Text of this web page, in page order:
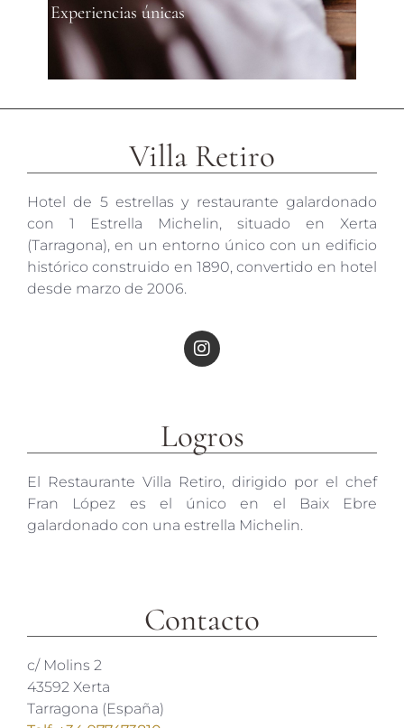
Experiencias únicas
Villa Retiro
Hotel de 5 estrellas y restaurante galardonado
con 1 Estrella Michelin, situado en Xerta
(Tarragona), en un entorno único con un edificio
histórico construido en 1890, convertido en hotel
desde marzo de 2006.
Logros
El Restaurante Villa Retiro, dirigido por el chef
Fran López es el único en el Baix Ebre
galardonado con una estrella Michelin.
Contacto
c/ Molins 2
43592 Xerta
Tarragona (España)